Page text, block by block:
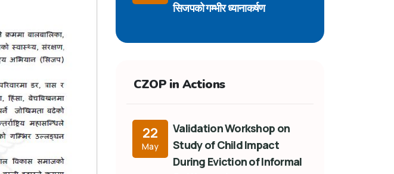
सिजपको गम्भीर ध्यानाकर्षण
CZOP in Actions
22
May
Validation Workshop on
Study of Child Impact
During Eviction of Informal